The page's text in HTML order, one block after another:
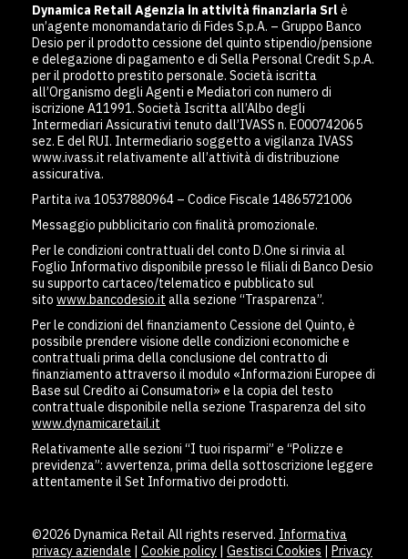
Dynamica Retail Agenzia in attività finanziaria Srl è
un’agente monomandatario di Fides S.p.A. – Gruppo Banco
Desio per il prodotto cessione del quinto stipendio/pensione
e delegazione di pagamento e di Sella Personal Credit S.p.A.
per il prodotto prestito personale. Società iscritta
all’Organismo degli Agenti e Mediatori con numero di
iscrizione A11991. Società Iscritta all’Albo degli
Intermediari Assicurativi tenuto dall’IVASS n. E000742065
sez. E del RUI. Intermediario soggetto a vigilanza IVASS
www.ivass.it relativamente all’attività di distribuzione
assicurativa.
Partita iva 10537880964 – Codice Fiscale 14865721006
Messaggio pubblicitario con finalità promozionale.
Per le condizioni contrattuali del conto D.One si rinvia al
Foglio Informativo disponibile presso le filiali di Banco Desio
su supporto cartaceo/telematico e pubblicato sul
sito www.bancodesio.it alla sezione “Trasparenza”.
Per le condizioni del finanziamento Cessione del Quinto, è
possibile prendere visione delle condizioni economiche e
contrattuali prima della conclusione del contratto di
finanziamento attraverso il modulo «Informazioni Europee di
Base sul Credito ai Consumatori» e la copia del testo
contrattuale disponibile nella sezione Trasparenza del sito
www.dynamicaretail.it
Relativamente alle sezioni “I tuoi risparmi” e “Polizze e
previdenza”: avvertenza, prima della sottoscrizione leggere
attentamente il Set Informativo dei prodotti.
©2026 Dynamica Retail All rights reserved. Informativa
privacy aziendale | Cookie policy | Gestisci Cookies | Privacy